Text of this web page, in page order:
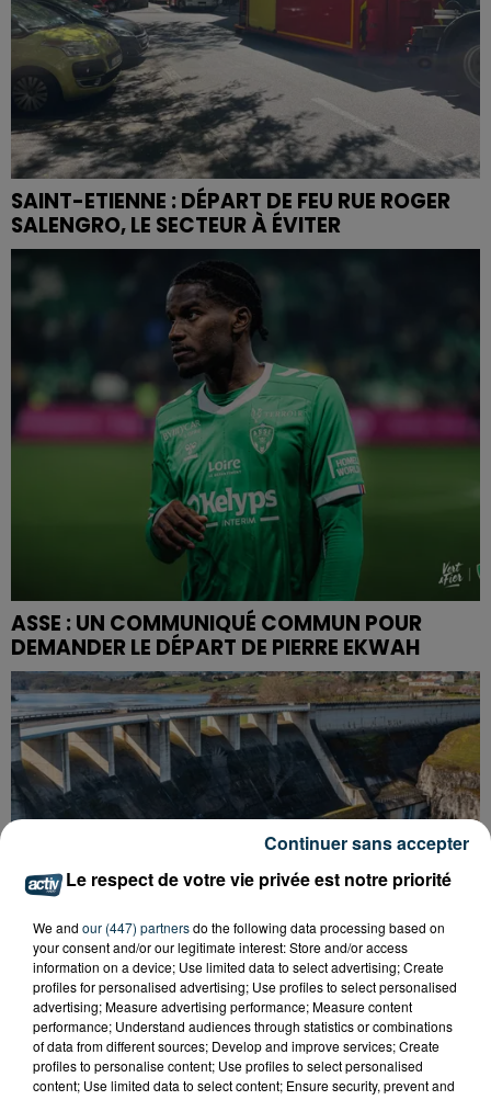
SAINT-ETIENNE : DÉPART DE FEU RUE ROGER
SALENGRO, LE SECTEUR À ÉVITER
ASSE : UN COMMUNIQUÉ COMMUN POUR
DEMANDER LE DÉPART DE PIERRE EKWAH
CYANOBACTÉRIES : LE PRÉFÊT PREND UN
ARRÊTÉ POUR LES ACTIVITÉS DE...
Le respect de votre vie privée est notre priorité
We and our (447) partnersdo the following data processing based on
your consent and/or our legitimate interest: Store and/or access
information on a device; Use limited data to select advertising; Create
profiles for personalised advertising; Use profiles to select personalised
advertising; Measure advertising performance; Measure content
performance; Understand audiences through statistics or combinations
of data from different sources; Develop and improve services; Create
profiles to personalise content; Use profiles to select personalised
content; Use limited data to select content; Ensure security, prevent and
Continuer sans accepter